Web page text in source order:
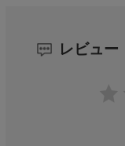
レビュー